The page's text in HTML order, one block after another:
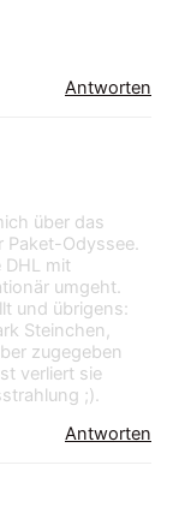
Antworten
über das
Odyssee.
mit
umgeht.
und übrigens:
Steinchen,
zugegeben
verliert sie
;).
Antworten